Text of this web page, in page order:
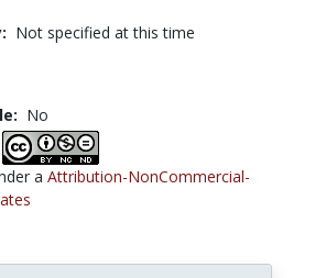
Not specified at this time
No
a Attribution-NonCommercial-